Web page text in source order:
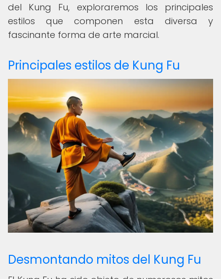
del Kung Fu, exploraremos los principales
estilos que componen esta diversa y
fascinante forma de arte marcial.
Principales estilos de Kung Fu
Desmontando mitos del Kung Fu